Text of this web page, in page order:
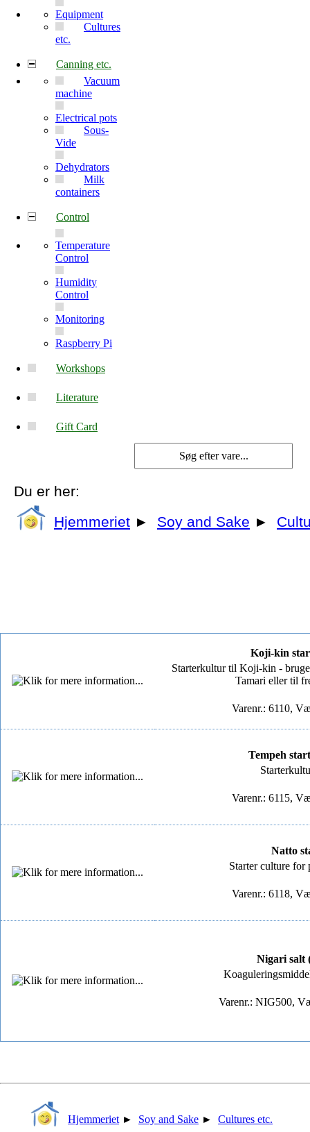
Equipment
Cultures
etc.
Canning etc.
Vacuum
machine
Electrical pots
Sous-
Vide
Dehydrators
Milk
containers
Control
Temperature
Control
Humidity
Control
Monitoring
Raspberry Pi
Workshops
Literature
Gift Card
Du er her:
Hjemmeriet ► Soy and Sake ►
Koji-kin
Starterkultur til Koji-kin -
Tamari eller til
Varenr.: 6110,
Tempeh
Varenr.: 6115,
Natto
Starter culture for
Varenr.: 6118,
Nigari salt
Varenr.: NIG500,
Hjemmeriet ► Soy and Sake ► Cultures etc.